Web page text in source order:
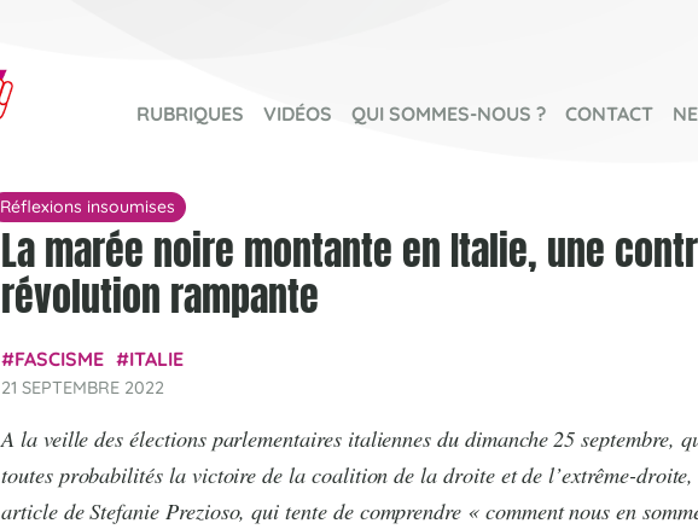
RUBRIQUES VIDÉOS QUI SOMMES-NOUS ? CONTACT
Réflexions insoumises
La marée noire montante en Italie, une
révolution rampante
FASCISME ITALIE
21 SEPTEMBRE 2022
A la veille des élections parlementaires italiennes du dimanche 25 septembre,
toutes probabilités la victoire de la coalition de la droite et de l’extrême-
article de Stefanie Prezioso, qui tente de comprendre « comment nous en